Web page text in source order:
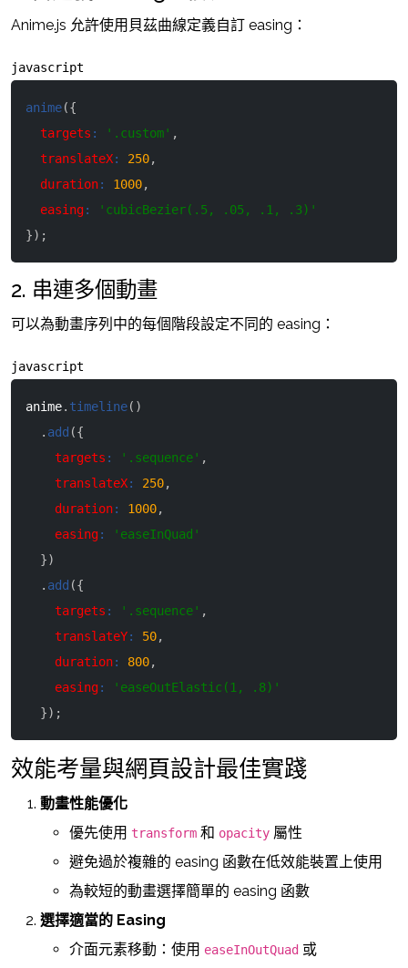
Anime.js 允許使用貝茲曲線定義自訂 easing：
javascript
anime({
targets : '.custom' ,
translateX: 250,
duration: 1000,
easing:
'cubicBezier(.5, .05, .1, .3)'
}) ;
2. 串連多個動畫
可以為動畫序列中的每個階段設定不同的 easing：
javascript
anime. timeline( )
. add ({
targets : '.sequence' ,
translateX: 250,
duration: 1000,
easing:
'easeInQuad'
})
. add ({
targets : '.sequence' ,
translateY: 50,
duration: 800,
easing:
'easeOutElastic(1, .8)'
}) ;
效能考量與網頁設計最佳實踐
動畫性能優化
優先使用 transform 和 opacity 屬性
避免過於複雜的 easing 函數在低效能裝置上使用
為較短的動畫選擇簡單的 easing 函數
選擇適當的 Easing
介面元素移動：使用 easeInOutQuad 或